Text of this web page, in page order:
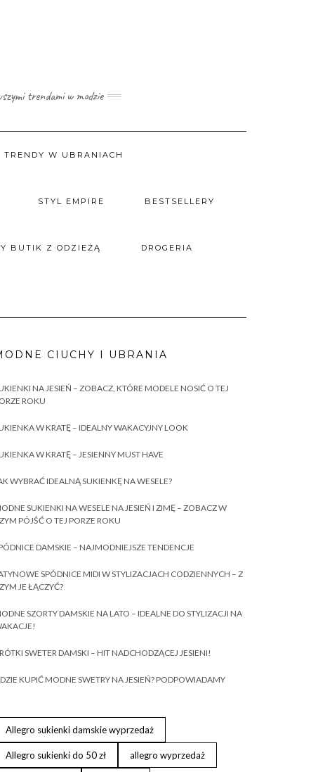
trendami w modzie
TRENDY W UBRANIACH
STYL EMPIRE BESTSELLERY
BUTIK Z ODZIEŻĄ DROGERIA
CIUCHY I UBRANIA
NA JESIEŃ – ZOBACZ, KTÓRE MODELE NOSIĆ O TEJ
ROKU
W KRATĘ – IDEALNY WAKACYJNY LOOK
W KRATĘ – JESIENNY MUST HAVE
WYBRAĆ IDEALNĄ SUKIENKĘ NA WESELE?
SUKIENKI NA WESELE NA JESIEŃ I ZIMĘ – ZOBACZ W
PÓJŚĆ O TEJ PORZE ROKU
DAMSKIE – NAJMODNIEJSZE TENDENCJE
SPÓDNICE MIDI W STYLIZACJACH CODZIENNYCH – Z
JE ŁĄCZYĆ?
SZORTY DAMSKIE NA LATO – IDEALNE DO STYLIZACJI NA
SWETER DAMSKI – HIT NADCHODZĄCEJ JESIENI!
KUPIĆ MODNE SWETRY NA JESIEŃ? PODPOWIADAMY
Allegro sukienki damskie wyprzedaż
Allegro sukienki do 50 zł allegro wyprzedaż